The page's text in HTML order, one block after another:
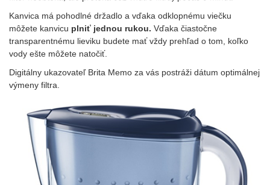
Kanvica má pohodlné držadlo a vďaka odklopnému viečku
môžete kanvicu plniť jednou rukou. Vďaka čiastočne
transparentnému lieviku budete mať vždy prehľad o tom, koľko
vody ešte môžete natočiť.
Digitálny ukazovateľ Brita Memo za vás postráži dátum optimálnej
výmeny filtra.